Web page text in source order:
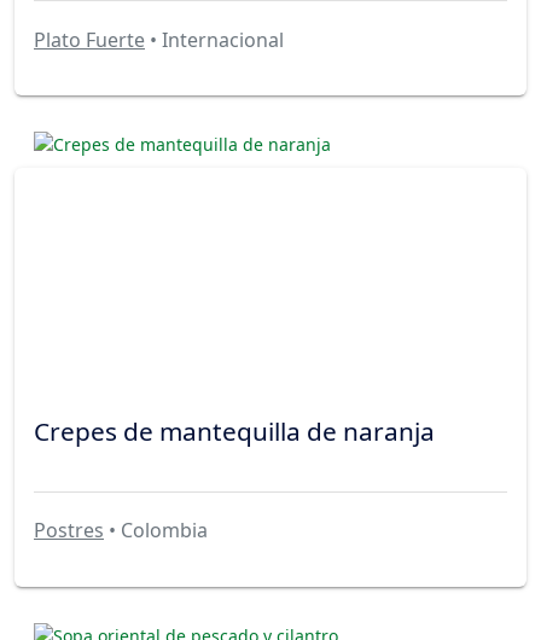
Plato Fuerte • Internacional
Crepes de mantequilla de naranja
Postres • Colombia